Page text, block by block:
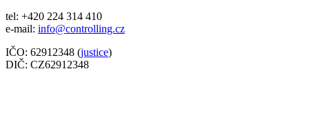
tel: +420 224 314 410
e-mail: info@controlling.cz
IČO: 62912348 (justice)
DIČ: CZ62912348